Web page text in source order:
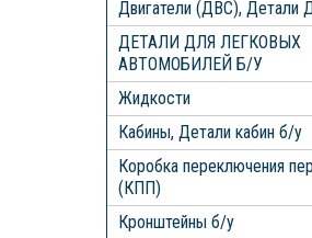
Двигатели (ДВС), Детали
ДЕТАЛИ ДЛЯ ЛЕГКОВЫХ
АВТОМОБИЛЕЙ Б/У
Жидкости
Кабины, Детали кабин б/у
Коробка переключения
(КПП)
Кронштейны б/у